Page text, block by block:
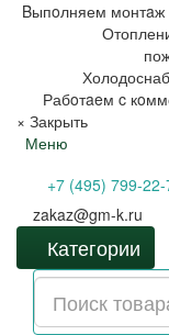
Bыпoлняем монтaж
Рабoтaeм c
× Закрыть
Меню
+7 (495) 799-22-
zakaz@gm-k.ru
Категории